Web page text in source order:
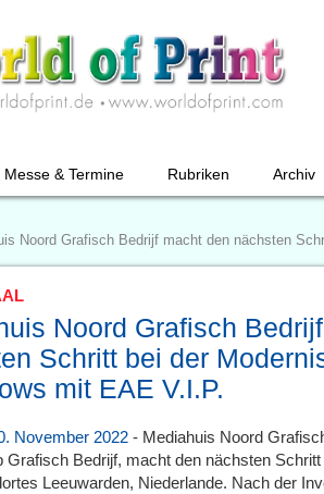
Messe & Termine Rubriken Archiv
Noord Grafisch Bedrijf macht den nächsten
Noord Grafisch
Schritt bei der
mit EAE V.I.P.
November 2022 - Mediahuis Noord
Grafisch Bedrijf, macht den nächsten
Leeuwarden, Niederlande. Nach der